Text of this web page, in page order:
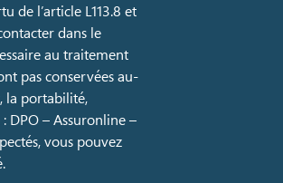
de l’article L113.8 et
dans le
au traitement
pas conservées au-
la portabilité,
DPO – Assuronline –
vous pouvez